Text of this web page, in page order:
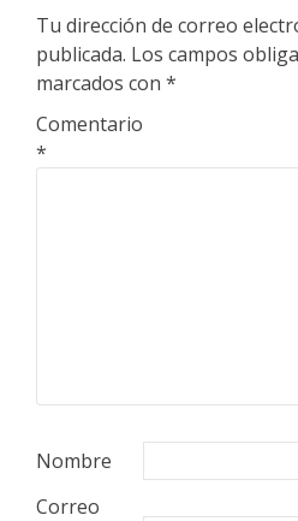
Tu dirección de correo
publicada. Los campos
marcados con *
Comentario
*
Nombre
Correo